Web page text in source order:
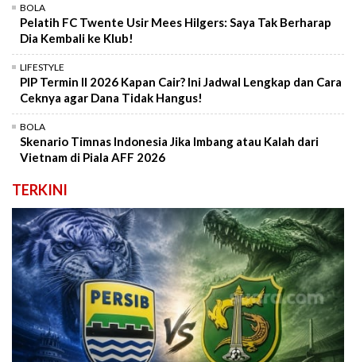
BOLA
Pelatih FC Twente Usir Mees Hilgers: Saya Tak Berharap
Dia Kembali ke Klub!
LIFESTYLE
PIP Termin II 2026 Kapan Cair? Ini Jadwal Lengkap dan Cara
Ceknya agar Dana Tidak Hangus!
BOLA
Skenario Timnas Indonesia Jika Imbang atau Kalah dari
Vietnam di Piala AFF 2026
TERKINI